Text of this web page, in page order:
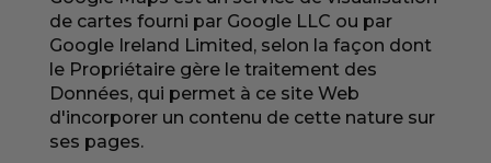
de cartes fourni par Google LLC ou par
Google Ireland Limited, selon la façon dont
le Propriétaire gère le traitement des
Données, qui permet à ce site Web
d'incorporer un contenu de cette nature sur
ses pages.